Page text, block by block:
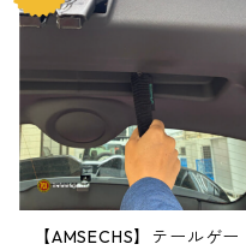
【AMSECHS】テールゲー